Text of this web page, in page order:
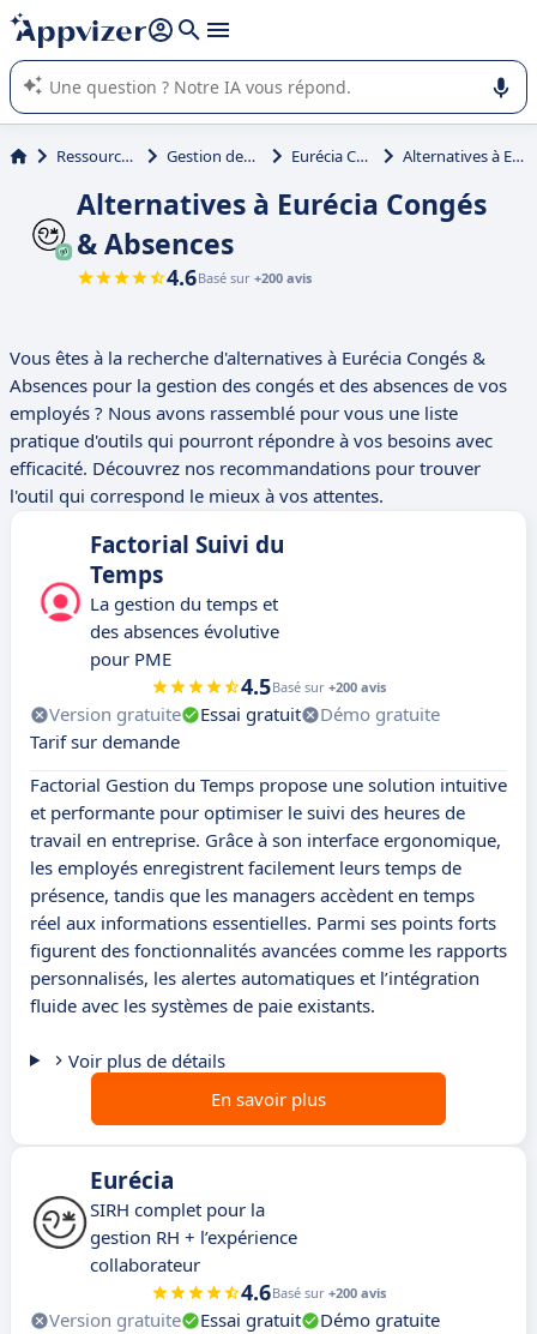
répondre (plusieurs lignes avec
L'IA de Appvizer vous guide dans l'utilisation ou la sélection de
logiciel SaaS en entreprise.
Ressources Humaines (RH) Gestion des congés et absences Eurécia Congés & Absences Alternatives à Eurécia Congés & Absences
Alternatives à Eurécia Congés
& Absences
4.6Basé sur +200 avis
Vous êtes à la recherche d'alternatives à Eurécia Congés &
Absences pour la gestion des congés et des absences de vos
employés ? Nous avons rassemblé pour vous une liste
pratique d'outils qui pourront répondre à vos besoins avec
efficacité. Découvrez nos recommandations pour trouver
l'outil qui correspond le mieux à vos attentes.
Factorial Suivi du
Temps
La gestion du temps et
des absences évolutive
pour PME
4.5Basé sur +200 avis
Version gratuite Essai gratuit
Démo gratuite
Tarif sur demande
Factorial Gestion du Temps propose une solution intuitive
et performante pour optimiser le suivi des heures de
travail en entreprise. Grâce à son interface ergonomique,
les employés enregistrent facilement leurs temps de
présence, tandis que les managers accèdent en temps
réel aux informations essentielles. Parmi ses points forts
figurent des fonctionnalités avancées comme les rapports
personnalisés, les alertes automatiques et l’intégration
fluide avec les systèmes de paie existants.
Voir plus de détails
En savoir plus
Eurécia
SIRH complet pour la
gestion RH + l’expérience
collaborateur
4.6Basé sur +200 avis
Version gratuite Essai gratuit
Démo gratuite